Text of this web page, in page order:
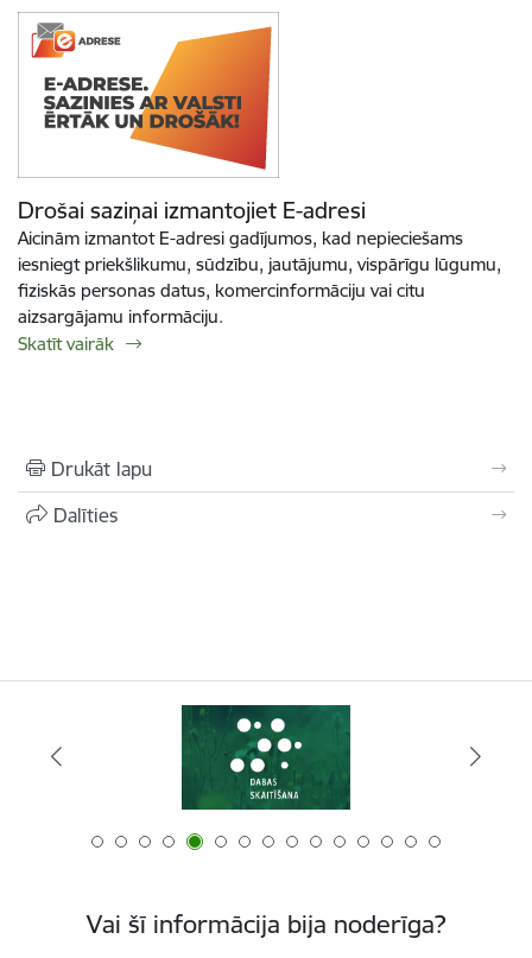
Drošai saziņai izmantojiet E-adresi
Aicinām izmantot E-adresi gadījumos, kad nepieciešams
iesniegt priekšlikumu, sūdzību, jautājumu, vispārīgu lūgumu,
fiziskās personas datus, komercinformāciju vai citu
aizsargājamu informāciju.
Skatīt vairāk
Drukāt lapu
Dalīties
Vai šī informācija bija noderīga?